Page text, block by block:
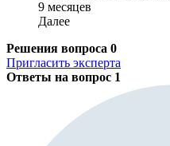
9 месяцев
Далее
Решения вопроса 0
Пригласить эксперта
Ответы на вопрос 1